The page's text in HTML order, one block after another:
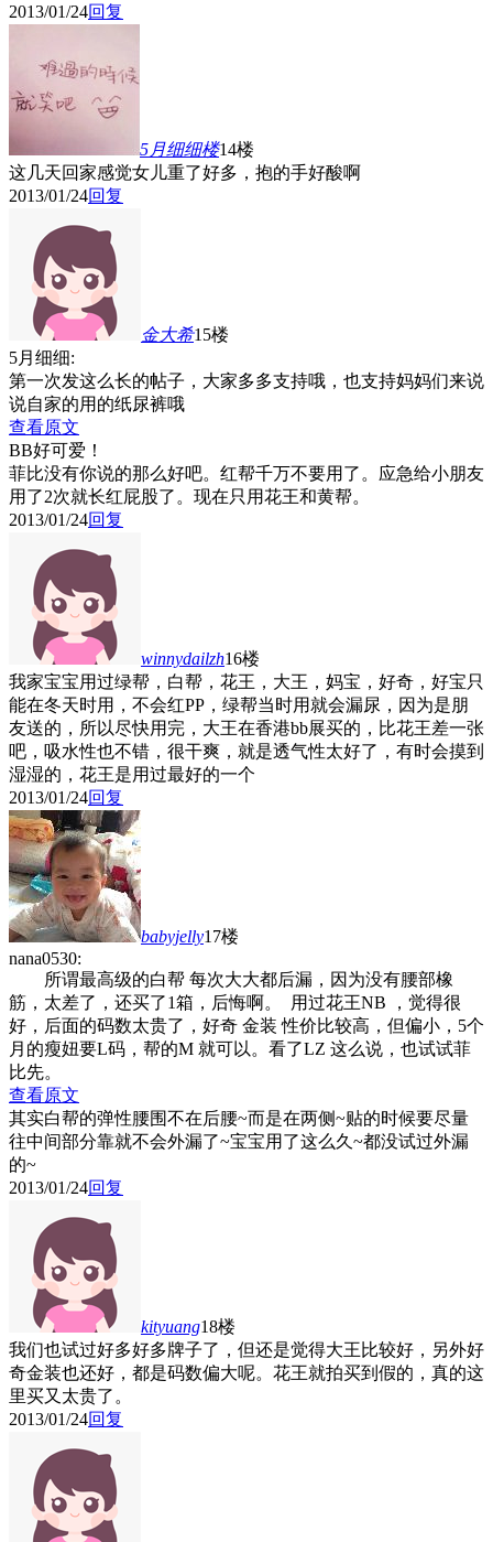
2013/01/24回复
5月细细楼14楼
这几天回家感觉女儿重了好多，抱的手好酸啊
2013/01/24回复
金大希15楼
5月细细:
第一次发这么长的帖子，大家多多支持哦，也支持妈妈们来说
说自家的用的纸尿裤哦
查看原文
BB好可爱！
菲比没有你说的那么好吧。红帮千万不要用了。应急给小朋友
用了2次就长红屁股了。现在只用花王和黄帮。
2013/01/24回复
winnydailzh16楼
我家宝宝用过绿帮，白帮，花王，大王，妈宝，好奇，好宝只
能在冬天时用，不会红PP，绿帮当时用就会漏尿，因为是朋
友送的，所以尽快用完，大王在香港bb展买的，比花王差一张
吧，吸水性也不错，很干爽，就是透气性太好了，有时会摸到
湿湿的，花王是用过最好的一个
2013/01/24回复
babyjelly17楼
nana0530:
所谓最高级的白帮 每次大大都后漏，因为没有腰部橡
筋，太差了，还买了1箱，后悔啊。 用过花王NB ，觉得很
好，后面的码数太贵了，好奇 金装 性价比较高，但偏小，5个
月的瘦妞要L码，帮的M 就可以。看了LZ 这么说，也试试菲
比先。
查看原文
其实白帮的弹性腰围不在后腰~而是在两侧~贴的时候要尽量
往中间部分靠就不会外漏了~宝宝用了这么久~都没试过外漏
的~
2013/01/24回复
kityuang18楼
我们也试过好多好多牌子了，但还是觉得大王比较好，另外好
奇金装也还好，都是码数偏大呢。花王就拍买到假的，真的这
里买又太贵了。
2013/01/24回复